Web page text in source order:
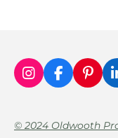
I
n
t
a
F
a
e
b
P
i
e
© 2024 Oldwooth